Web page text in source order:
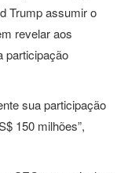
Trump assumir o
revelar aos
participação
sua participação
150 milhões”,